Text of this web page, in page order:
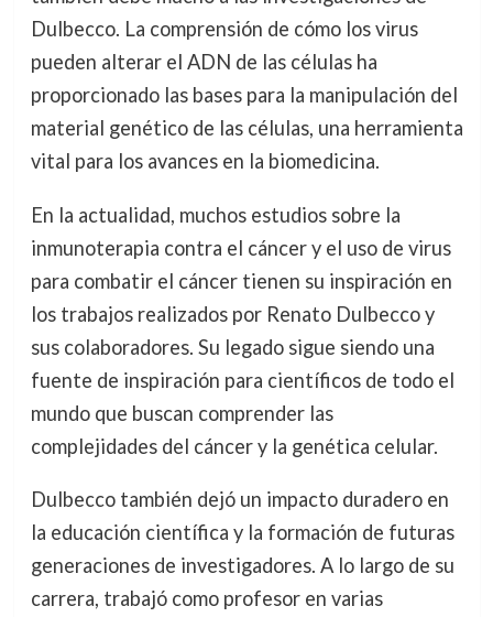
Dulbecco. La comprensión de cómo los virus
pueden alterar el ADN de las células ha
proporcionado las bases para la manipulación del
material genético de las células, una herramienta
vital para los avances en la biomedicina.
En la actualidad, muchos estudios sobre la
inmunoterapia contra el cáncer y el uso de virus
para combatir el cáncer tienen su inspiración en
los trabajos realizados por Renato Dulbecco y
sus colaboradores. Su legado sigue siendo una
fuente de inspiración para científicos de todo el
mundo que buscan comprender las
complejidades del cáncer y la genética celular.
Dulbecco también dejó un impacto duradero en
la educación científica y la formación de futuras
generaciones de investigadores. A lo largo de su
carrera, trabajó como profesor en varias